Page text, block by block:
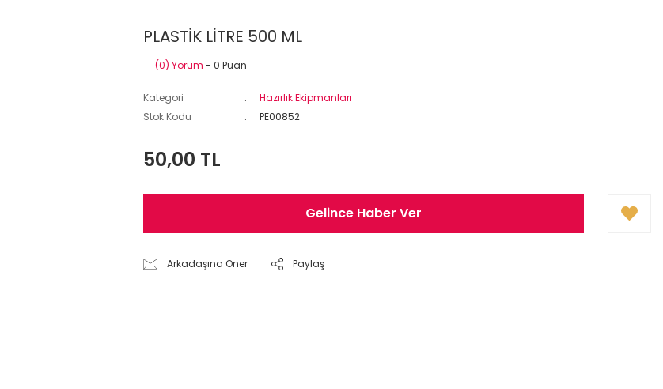
PLASTİK LİTRE 500 ML
(0) Yorum - 0 Puan
Kategori
Hazırlık Ekipmanları
Stok Kodu
PE00852
50,00 TL
Gelince Haber Ver
Arkadaşına Öner Paylaş